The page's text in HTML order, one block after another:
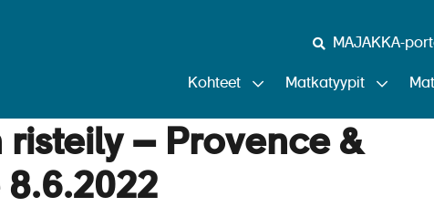
MAJAKKA-
Kohteet Matkatyypit
– Provence &
risteily – Provence &